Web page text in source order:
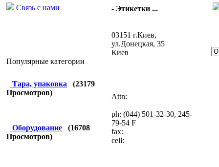
Связь с нами
Популярные категории
Тара, упаковка (23179
Просмотров)
Оборудование (16708
Просмотров)
- Этикетки ...
03151 г.Киев,
ул.Донецкая, 35
Киев
Attn:
ph: (044) 501-32-30, 245-
79-54 F
fax:
cell: